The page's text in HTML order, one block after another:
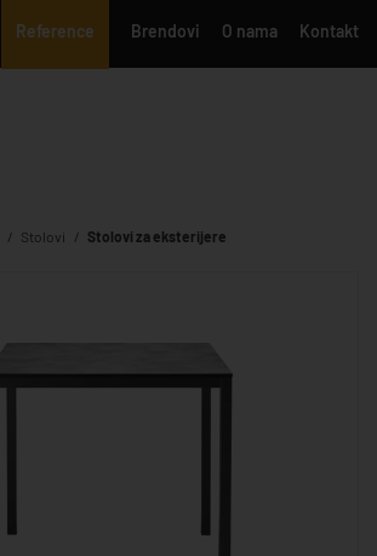
Reference Brendovi O nama Kontakt
Stolovi Stolovi za eksterijere